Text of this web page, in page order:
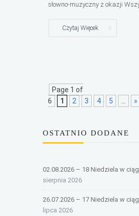
słowno-muzyczny z okazji
Czytaj Więcek
Page 1 of
6
1 2 3 4 5 »
OSTATNIO DODANE
02.08.2026 – 18 Niedziela w
sierpnia 2026
26.07.2026 – 17 Niedziela w
lipca 2026